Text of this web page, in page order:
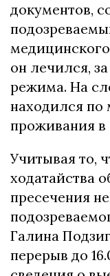
документов,
он лечился,
режима. На
находился по
проживания в
Учитывая то,
ходатайства
пресечения
Галина
перерыв до